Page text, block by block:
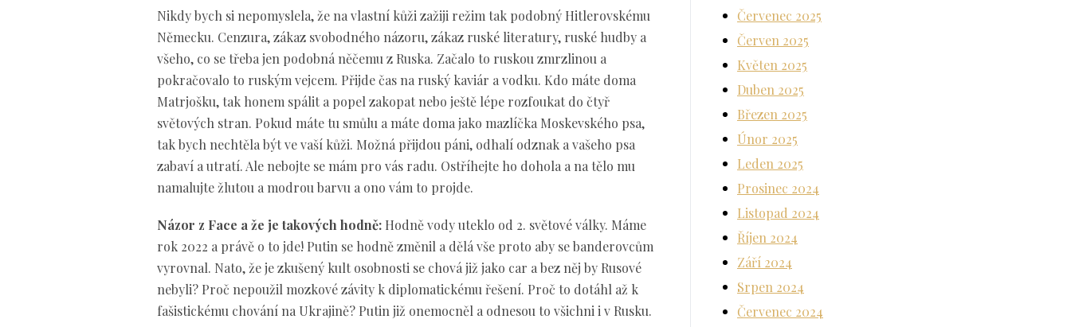
Nikdy bych si nepomyslela, že na vlastní kůži zažiji režim tak podobný Hitlerovskému
Německu. Cenzura, zákaz svobodného názoru, zákaz ruské literatury, ruské hudby a
všeho, co se třeba jen podobná něčemu z Ruska. Začalo to ruskou zmrzlinou a
pokračovalo to ruským vejcem. Přijde čas na ruský kaviár a vodku. Kdo máte doma
Matrjošku, tak honem spálit a popel zakopat nebo ještě lépe rozfoukat do čtyř
světových stran. Pokud máte tu smůlu a máte doma jako mazlíčka Moskevského psa,
tak bych nechtěla být ve vaší kůži. Možná přijdou páni, odhalí odznak a vašeho psa
zabaví a utratí. Ale nebojte se mám pro vás radu. Ostříhejte ho dohola a na tělo mu
namalujte žlutou a modrou barvu a ono vám to projde.
Názor z Face a že je takových hodně: Hodně vody uteklo od 2. světové války. Máme
rok 2022 a právě o to jde! Putin se hodně změnil a dělá vše proto aby se banderovcům
vyrovnal. Nato, že je zkušený kult osobnosti se chová již jako car a bez něj by Rusové
nebyli? Proč nepoužil mozkové závity k diplomatickému řešení. Proč to dotáhl až k
fašistickému chování na Ukrajině? Putin již onemocněl a odnesou to všichni i v Rusku.
Červenec 2025
Červen 2025
Květen 2025
Duben 2025
Březen 2025
Únor 2025
Leden 2025
Prosinec 2024
Listopad 2024
Říjen 2024
Září 2024
Srpen 2024
Červenec 2024